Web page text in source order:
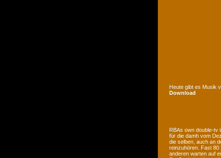
Heute gibt es Musik
Download
RBAs own double-tv
für die damh vom
die selben, auch an
reinzuhören. Fast 80
anderen warten auf